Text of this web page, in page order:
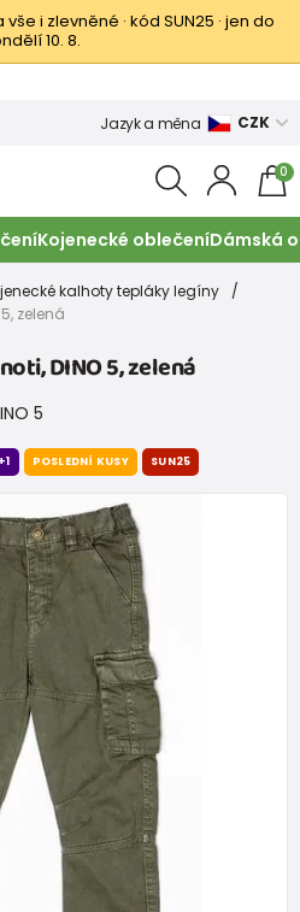
vše i zlevněné · kód SUN25 · jen do
10. 8.
Jazyk a měna CZK
0
Kojenecké oblečeníDámská
kalhoty tepláky legíny
zelená
DINO 5, zelená
5
POSLEDNÍ KUSY SUN25